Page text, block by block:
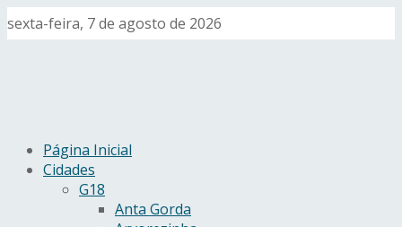
sexta-feira, 7 de agosto de 2026
Página Inicial
Cidades
G18
Anta Gorda